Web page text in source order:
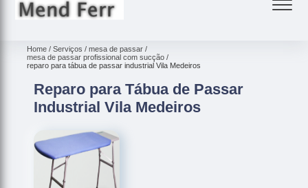
Home Serviços
mesa de passar
mesa de passar profissional com sucção
reparo para tábua de passar industrial Vila Medeiros
Reparo para Tábua de Passar
Industrial Vila Medeiros